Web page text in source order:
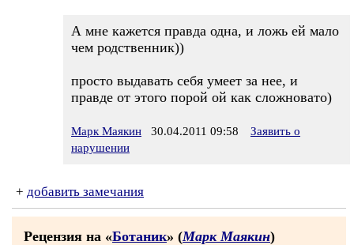
А мне кажется правда одна, и ложь ей мало
чем родственник))
просто выдавать себя умеет за нее, и
правде от этого порой ой как сложновато)
Марк Маякин 30.04.2011 09:58
Заявить о
нарушении
+ добавить замечания
Рецензия на «Ботаник» (Марк Маякин)